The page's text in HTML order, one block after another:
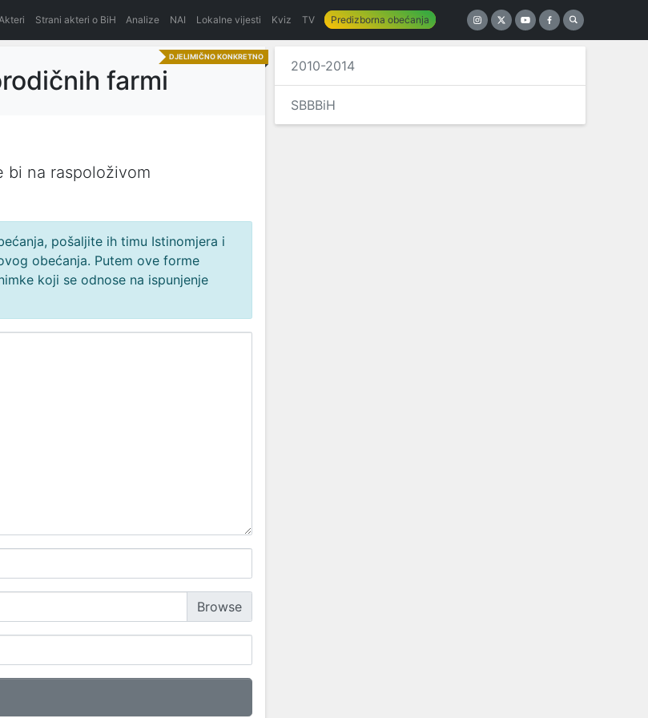
Strani akteri o BiH Analize NAI Lokalne vijesti Kviz TV Predizborna obećanja
DJELIMIČNO KONKRETNO
farmi
bi na raspoloživom
pošaljite ih timu Istinomjera i
obećanja. Putem ove forme
koji se odnose na ispunjenje
2010-2014
SBBBiH